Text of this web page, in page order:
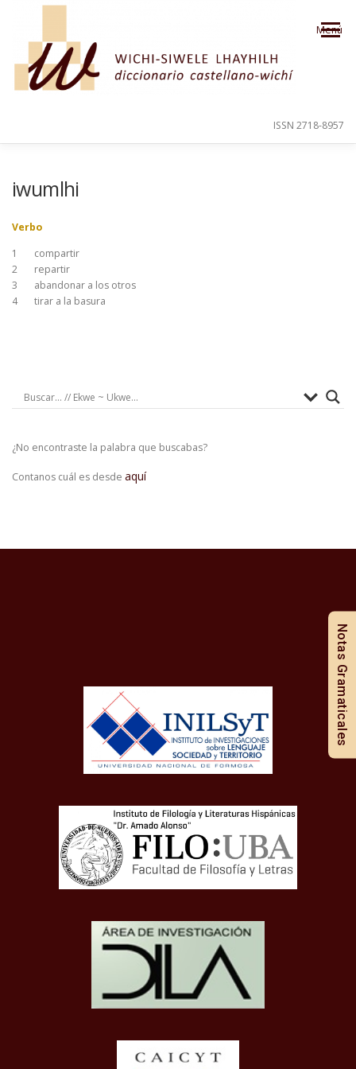
Saltar al contenido
Menú
ORDEN ALFABÉTICO
ISSN 2718-8957
iwumlhi
Verbo
1
compartir
2
repartir
3
abandonar a los otros
4
tirar a la basura
¿No encontraste la palabra que buscabas?
Contanos cuál es desde aquí
Notas Gramaticales